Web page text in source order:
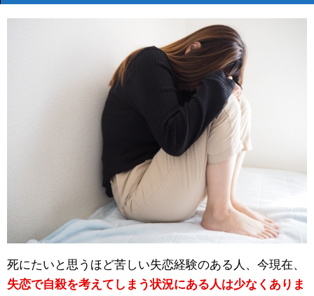
死にたいと思うほど苦しい失恋経験のある人、今現在、
失恋で自殺を考えてしまう状況にある人は少なくありま